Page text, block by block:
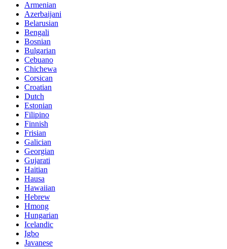
Armenian
Azerbaijani
Belarusian
Bengali
Bosnian
Bulgarian
Cebuano
Chichewa
Corsican
Croatian
Dutch
Estonian
Filipino
Finnish
Frisian
Galician
Georgian
Gujarati
Haitian
Hausa
Hawaiian
Hebrew
Hmong
Hungarian
Icelandic
Igbo
Javanese